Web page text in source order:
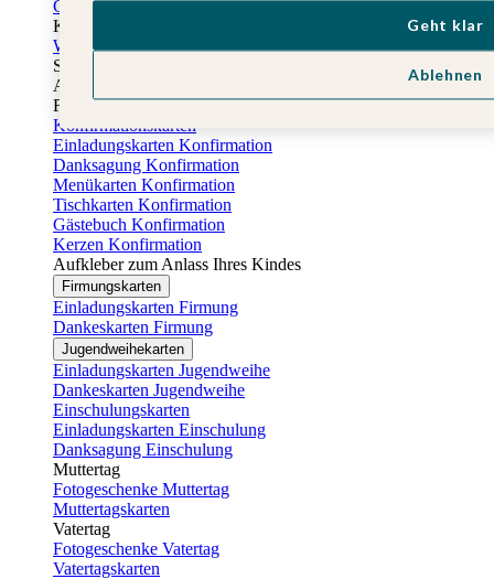
Gästebuch Taufe
Kartenbox Taufe
Willkommensschilder Taufe
Sticker Taufe
Absenderaufkleber Taufe
Fotobuch Taufe
Konfirmationskarten
Einladungskarten Konfirmation
Danksagung Konfirmation
Menükarten Konfirmation
Tischkarten Konfirmation
Gästebuch Konfirmation
Kerzen Konfirmation
Aufkleber zum Anlass Ihres Kindes
Firmungskarten
Einladungskarten Firmung
Dankeskarten Firmung
Jugendweihekarten
Einladungskarten Jugendweihe
Dankeskarten Jugendweihe
Einschulungskarten
Einladungskarten Einschulung
Danksagung Einschulung
Muttertag
Fotogeschenke Muttertag
Muttertagskarten
Vatertag
Fotogeschenke Vatertag
Vatertagskarten
Ablehnen
Geht klar